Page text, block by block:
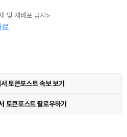
및 재배포 금지>
토큰포스트 속보 보기
토큰포스트 팔로우하기